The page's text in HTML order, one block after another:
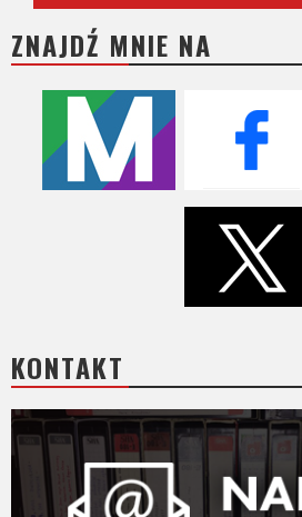
ZNAJDŹ MNIE NA
KONTAKT